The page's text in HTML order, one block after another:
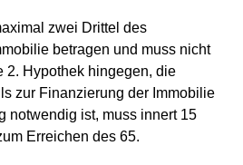
zwei Drittel des
betragen und muss nicht
2. Hypothek hingegen, die
zur Finanzierung der Immobilie
notwendig ist, muss innert 15
Erreichen des 65.